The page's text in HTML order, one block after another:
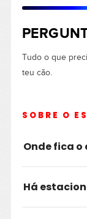
Tudo o que
teu cão.
SOBRE O
Onde fica
Há